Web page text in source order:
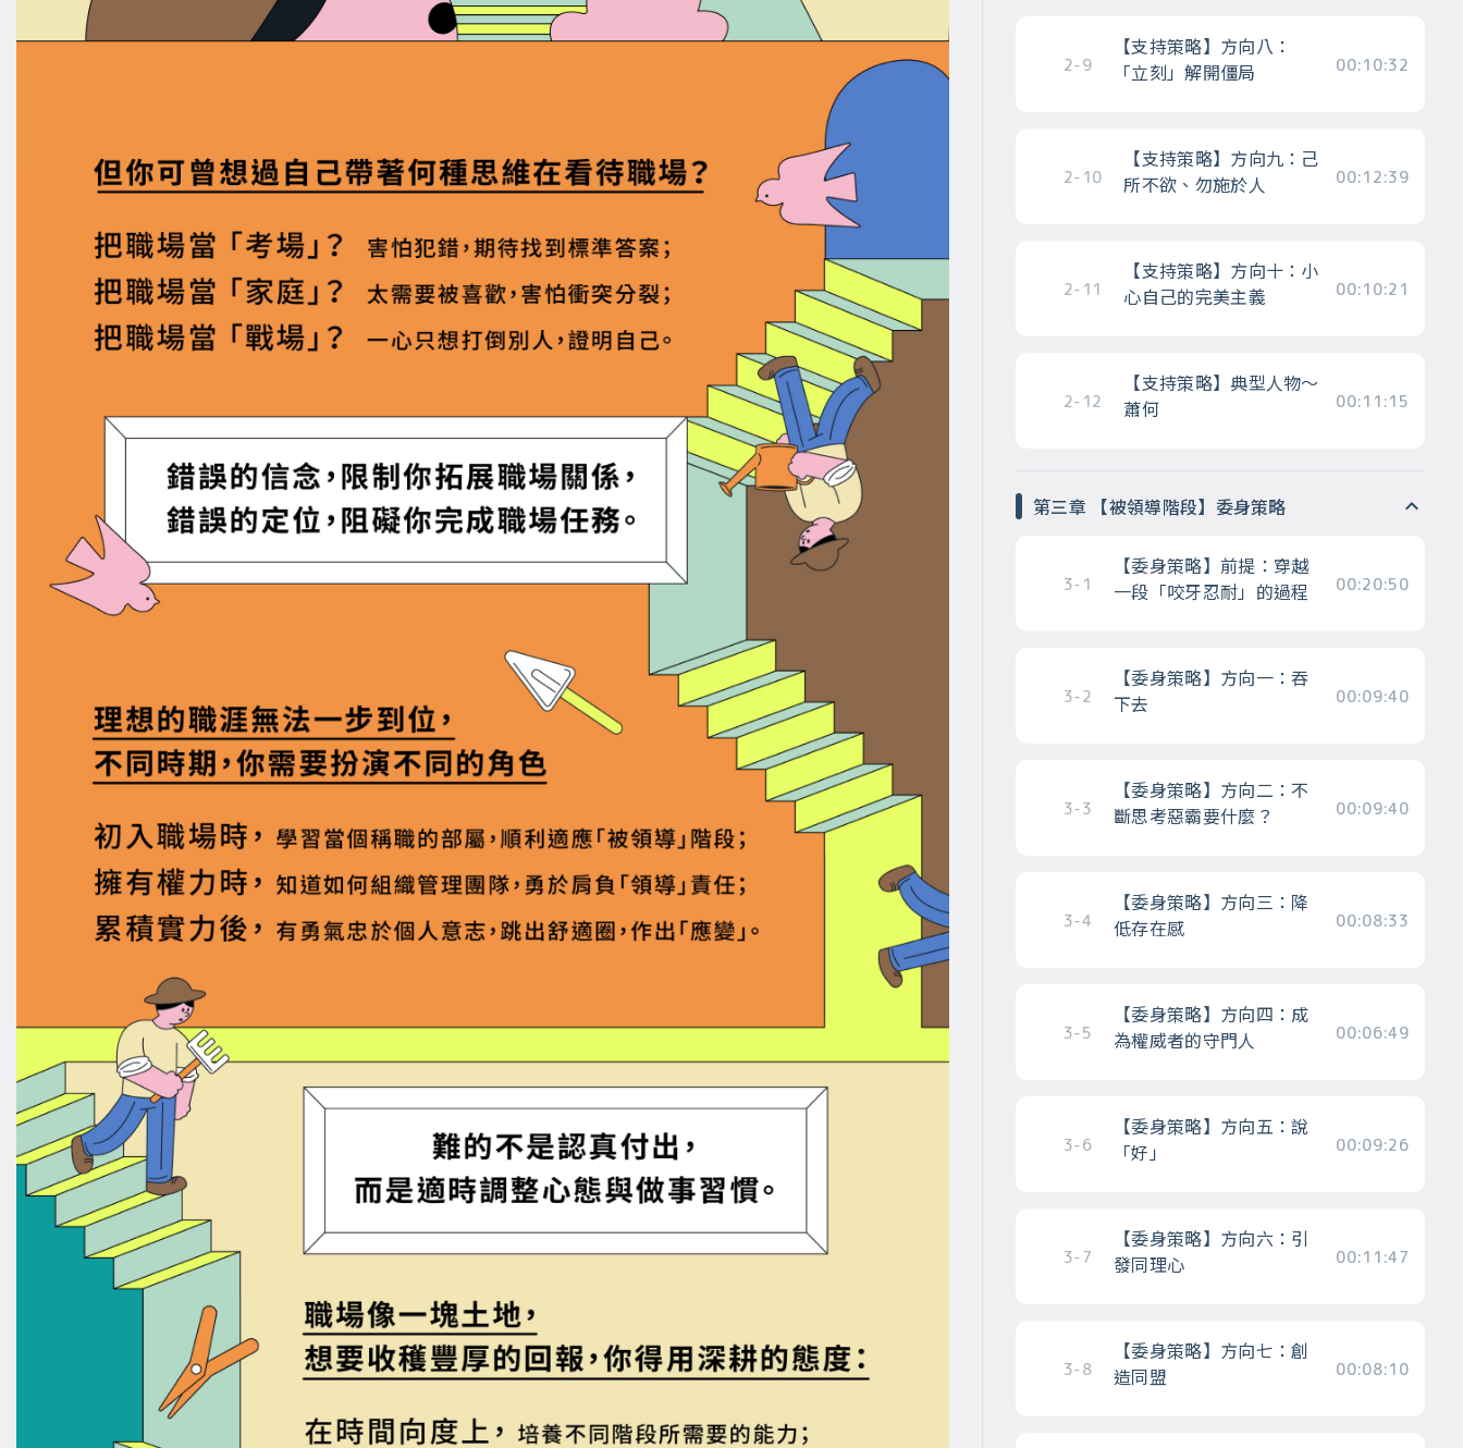
2-9
【支持策略】方向八：
「立刻」解開僵局
00:10:32
2-10
【支持策略】方向九：己
所不欲、勿施於人
00:12:39
2-11
【支持策略】方向十：小
心自己的完美主義
00:10:21
2-12
【支持策略】典型人物～
蕭何
00:11:15
第三章 【被領導階段】委身策略
3-1
【委身策略】前提：穿越
一段「咬牙忍耐」的過程
00:20:50
3-2
【委身策略】方向一：吞
下去
00:09:40
3-3
【委身策略】方向二：不
斷思考惡霸要什麼？
00:09:40
3-4
【委身策略】方向三：降
低存在感
00:08:33
3-5
【委身策略】方向四：成
為權威者的守門人
00:06:49
3-6
【委身策略】方向五：說
「好」
00:09:26
3-7
【委身策略】方向六：引
發同理心
00:11:47
3-8
【委身策略】方向七：創
造同盟
00:08:10